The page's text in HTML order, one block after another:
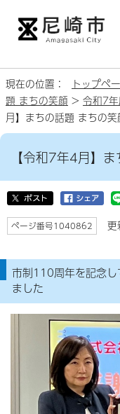
現在の位置： トップペ
題 まちの笑顔 > 令和7
月】まちの話題 まちの笑
【令和7年4月】
ページ番号1040862
市制110周年を記念し
ました